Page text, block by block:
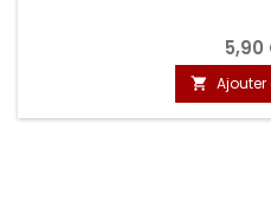
5,90
